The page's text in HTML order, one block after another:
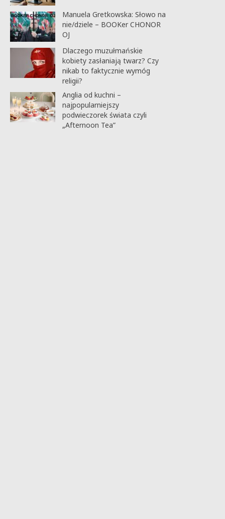
Manuela Gretkowska: Słowo na
nie/dziele – BOOKer CHONOR
OJ
Dlaczego muzułmańskie
kobiety zasłaniają twarz? Czy
nikab to faktycznie wymóg
religii?
Anglia od kuchni –
najpopularniejszy
podwieczorek świata czyli
„Afternoon Tea”